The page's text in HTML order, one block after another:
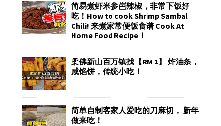
简易煮虾米参岜辣椒，非常下饭好
吃！How to cook Shrimp Sambal
Chili! 来煮家常便饭食谱 Cook At
Home Food Recipe！
柔佛新山百万镇找【RM 1】 炸油条，
咸馅饼，传统小吃！
简单自制客家人爱吃的刀麻切， 新年
做来吃！